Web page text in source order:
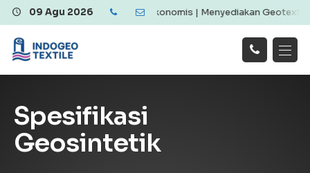
09 Agu 2026
Berkualitas dan Ekonomis | Menyediakan Geotextile Woven &
Tentang Kami
Layanan
Hubungi
Spesifikasi
Geosintetik